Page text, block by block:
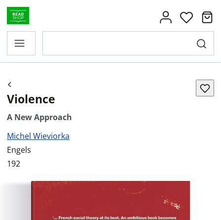
Violence
A New Approach
Michel Wieviorka
Engels
192